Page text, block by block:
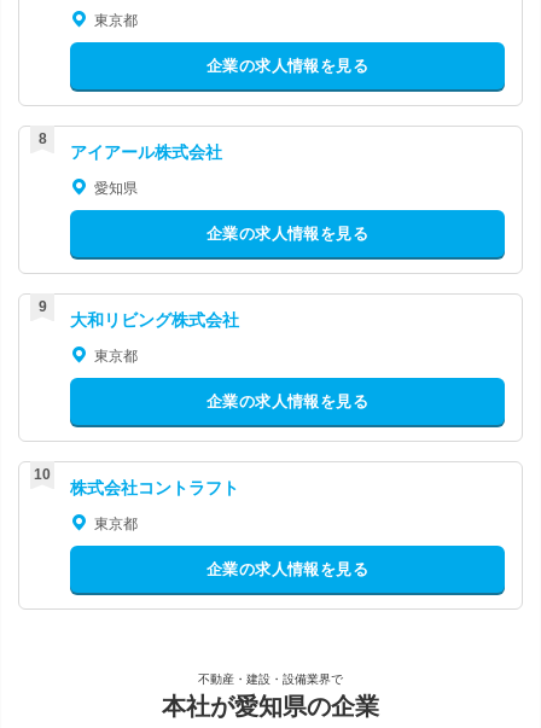
東京都
企業の求人情報を見る
アイアール株式会社
愛知県
企業の求人情報を見る
大和リビング株式会社
東京都
企業の求人情報を見る
株式会社コントラフト
東京都
企業の求人情報を見る
不動産・建設・設備業界で
本社が愛知県の企業